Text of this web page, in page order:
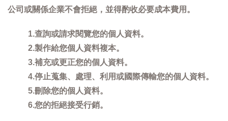
公司或關係企業不會拒絕，並得酌收必要成本費用。
1.查詢或請求閱覽您的個人資料。
2.製作給您個人資料複本。
3.補充或更正您的個人資料。
4.停止蒐集、處理、利用或國際傳輸您的個人資料。
5.刪除您的個人資料。
6.您的拒絕接受行銷。